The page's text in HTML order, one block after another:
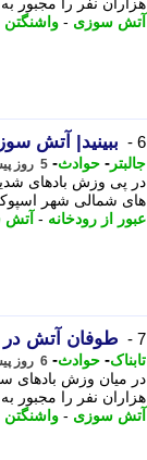
آتش سوزی - واشنگتن
6 - ببینید| آتش
جالبتر - حوادث- 5 روز پیش - یکشنبه 11 مرداد 1405، 21:27
های شمالی شهر
عبور از رودخانه -
7 - طوفان آتش در
تابناک- حوادث- 6 روز پیش - یکشنبه 11 مرداد 1405، 11:40
هزاران نفر را مجبور
آتش سوزی - واشنگتن